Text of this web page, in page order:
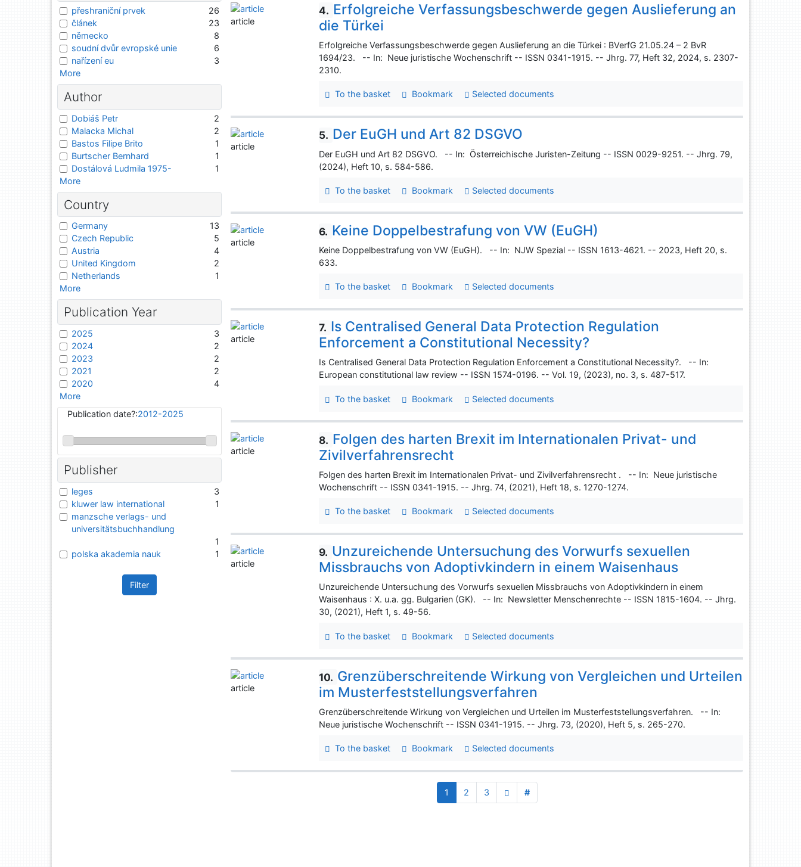
4. Erfolgreiche Verfassungsbeschwerde gegen Auslieferung an
die Türkei
Erfolgreiche Verfassungsbeschwerde gegen Auslieferung an die Türkei : BVerfG 21.05.24 – 2 BvR
1694/23. -- In: Neue juristische Wochenschrift -- ISSN 0341-1915. -- Jhrg. 77, Heft 32, 2024, s. 2307-
2310.
To the basket Bookmark Selected documents
article
5. Der EuGH und Art 82 DSGVO
Der EuGH und Art 82 DSGVO. -- In: Österreichische Juristen-Zeitung -- ISSN 0029-9251. -- Jhrg. 79,
(2024), Heft 10, s. 584-586.
To the basket Bookmark Selected documents
article
6. Keine Doppelbestrafung von VW (EuGH)
Keine Doppelbestrafung von VW (EuGH). -- In: NJW Spezial -- ISSN 1613-4621. -- 2023, Heft 20, s.
633.
To the basket Bookmark Selected documents
article
7. Is Centralised General Data Protection Regulation
Enforcement a Constitutional Necessity?
Is Centralised General Data Protection Regulation Enforcement a Constitutional Necessity?. -- In:
European constitutional law review -- ISSN 1574-0196. -- Vol. 19, (2023), no. 3, s. 487-517.
To the basket Bookmark Selected documents
article
8. Folgen des harten Brexit im Internationalen Privat- und
Zivilverfahrensrecht
Folgen des harten Brexit im Internationalen Privat- und Zivilverfahrensrecht . -- In: Neue juristische
Wochenschrift -- ISSN 0341-1915. -- Jhrg. 74, (2021), Heft 18, s. 1270-1274.
To the basket Bookmark Selected documents
article
9. Unzureichende Untersuchung des Vorwurfs sexuellen
Missbrauchs von Adoptivkindern in einem Waisenhaus
Unzureichende Untersuchung des Vorwurfs sexuellen Missbrauchs von Adoptivkindern in einem
Waisenhaus : X. u.a. gg. Bulgarien (GK). -- In: Newsletter Menschenrechte -- ISSN 1815-1604. -- Jhrg.
30, (2021), Heft 1, s. 49-56.
To the basket Bookmark Selected documents
article
10. Grenzüberschreitende Wirkung von Vergleichen und Urteilen
im Musterfeststellungsverfahren
Grenzüberschreitende Wirkung von Vergleichen und Urteilen im Musterfeststellungsverfahren. -- In:
Neue juristische Wochenschrift -- ISSN 0341-1915. -- Jhrg. 73, (2020), Heft 5, s. 265-270.
To the basket Bookmark Selected documents
article
1 2 3 #
přeshraniční prvek
26
článek
23
německo
8
soudní dvůr evropské unie
6
nařízení eu
3
More
Author
Dobiáš Petr
2
Malacka Michal
2
Bastos Filipe Brito
1
Burtscher Bernhard
1
Dostálová Ludmila 1975-
1
More
Country
Germany
13
Czech Republic
5
Austria
4
United Kingdom
2
Netherlands
1
More
Publication Year
2025
3
2024
2
2023
2
2021
2
2020
4
More
Publication date?:2012-2025
Publisher
leges
3
kluwer law international
1
manzsche verlags- und
universitätsbuchhandlung
1
polska akademia nauk
1
Filter